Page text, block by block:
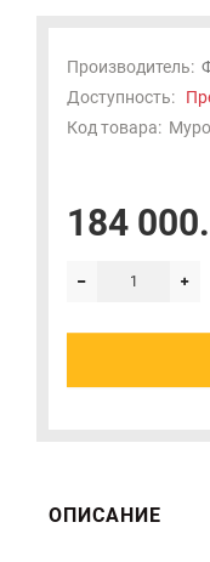
Производитель:
Доступность:
Код товара:
184
ОПИСАНИЕ